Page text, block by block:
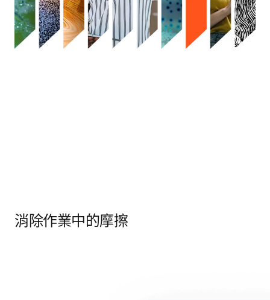
消除作業中的摩擦